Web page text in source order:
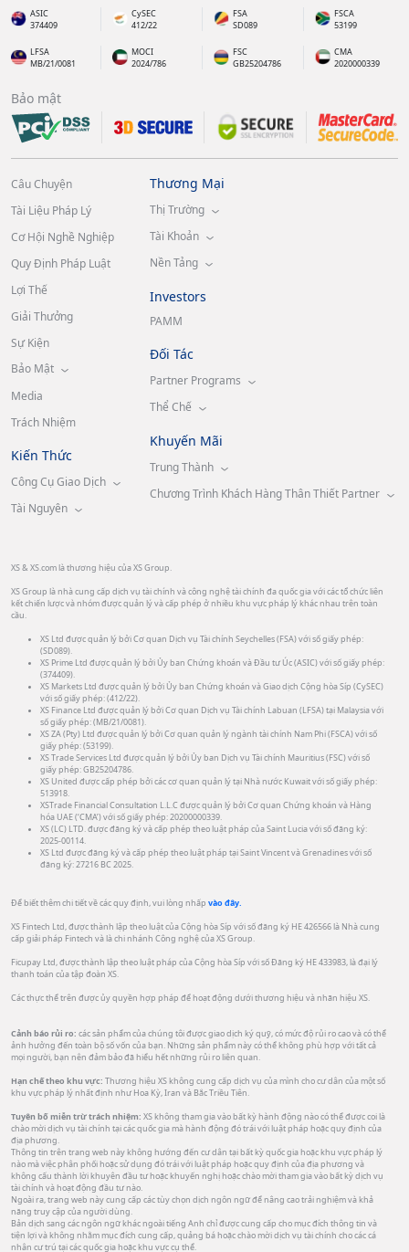
ASIC
374409
CySEC
412/22
FSA
SD089
FSCA
53199
LFSA
MB/21/0081
MOCI
2024/786
FSC
GB25204786
CMA
2020000339
Bảo mật
Câu Chuyện
Tài Liệu Pháp Lý
Cơ Hội Nghề Nghiệp
Quy Định Pháp Luật
Lợi Thế
Giải Thưởng
Sự Kiện
Bảo Mật
Media
Trách Nhiệm
Kiến Thức
Công Cụ Giao Dịch
Tài Nguyên
Thương Mại
Thị Trường
Tài Khoản
Nền Tảng
Investors
PAMM
Đối Tác
Partner Programs
Thể Chế
Khuyến Mãi
Trung Thành
Chương Trình Khách Hàng Thân Thiết Partner
XS & XS.com là thương hiệu của XS Group.
XS Group là nhà cung cấp dịch vụ tài chính và công nghệ tài chính đa quốc gia với các tổ chức liên
kết chiến lược và nhóm được quản lý và cấp phép ở nhiều khu vực pháp lý khác nhau trên toàn
cầu.
XS Ltd được quản lý bởi Cơ quan Dịch vụ Tài chính Seychelles (FSA) với số giấy phép:
(SD089).
XS Prime Ltd được quản lý bởi Ủy ban Chứng khoán và Đầu tư Úc (ASIC) với số giấy phép:
(374409).
XS Markets Ltd được quản lý bởi Ủy ban Chứng khoán và Giao dịch Cộng hòa Síp (CySEC)
với số giấy phép: (412/22).
XS Finance Ltd được quản lý bởi Cơ quan Dịch vụ Tài chính Labuan (LFSA) tại Malaysia với
số giấy phép: (MB/21/0081).
XS ZA (Pty) Ltd được quản lý bởi Cơ quan quản lý ngành tài chính Nam Phi (FSCA) với số
giấy phép: (53199).
XS Trade Services Ltd được quản lý bởi Ủy ban Dịch vụ Tài chính Mauritius (FSC) với số
giấy phép: GB25204786.
XS United được cấp phép bởi các cơ quan quản lý tại Nhà nước Kuwait với số giấy phép:
513918.
XSTrade Financial Consultation L.L.C được quản lý bởi Cơ quan Chứng khoán và Hàng
hóa UAE (‘CMA’) với số giấy phép: 20200000339.
XS (LC) LTD. được đăng ký và cấp phép theo luật pháp của Saint Lucia với số đăng ký:
2025-00114.
XS Ltd được đăng ký và cấp phép theo luật pháp tại Saint Vincent và Grenadines với số
đăng ký: 27216 BC 2025.
Để biết thêm chi tiết về các quy định, vui lòng nhấp vào đây.
XS Fintech Ltd, được thành lập theo luật của Cộng hòa Síp với số đăng ký HE 426566 là Nhà cung
cấp giải pháp Fintech và là chi nhánh Công nghệ của XS Group.
Ficupay Ltd, được thành lập theo luật pháp của Cộng hòa Síp với số Đăng ký HE 433983, là đại lý
thanh toán của tập đoàn XS.
Các thực thể trên được ủy quyền hợp pháp để hoạt động dưới thương hiệu và nhãn hiệu XS.
Cảnh báo rủi ro: các sản phẩm của chúng tôi được giao dịch ký quỹ, có mức độ rủi ro cao và có thể
ảnh hưởng đến toàn bộ số vốn của bạn. Những sản phẩm này có thể không phù hợp với tất cả
mọi người, bạn nên đảm bảo đã hiểu hết những rủi ro liên quan.
Hạn chế theo khu vực: Thương hiệu XS không cung cấp dịch vụ của mình cho cư dân của một số
khu vực pháp lý nhất định như Hoa Kỳ, Iran và Bắc Triều Tiên.
Tuyên bố miễn trừ trách nhiệm: XS không tham gia vào bất kỳ hành động nào có thể được coi là
chào mời dịch vụ tài chính tại các quốc gia mà hành động đó trái với luật pháp hoặc quy định của
địa phương.
Thông tin trên trang web này không hướng đến cư dân tại bất kỳ quốc gia hoặc khu vực pháp lý
nào mà việc phân phối hoặc sử dụng đó trái với luật pháp hoặc quy định của địa phương và
không cấu thành lời khuyên đầu tư hoặc khuyến nghị hoặc chào mời tham gia vào bất kỳ dịch vụ
tài chính và hoạt động đầu tư nào.
Ngoài ra, trang web này cung cấp các tùy chọn dịch ngôn ngữ để nâng cao trải nghiệm và khả
năng truy cập của người dùng.
Bản dịch sang các ngôn ngữ khác ngoài tiếng Anh chỉ được cung cấp cho mục đích thông tin và
tiện lợi và không nhằm mục đích cung cấp, quảng bá hoặc chào mời dịch vụ tài chính cho các cá
nhân cư trú tại các quốc gia hoặc khu vực cụ thể.